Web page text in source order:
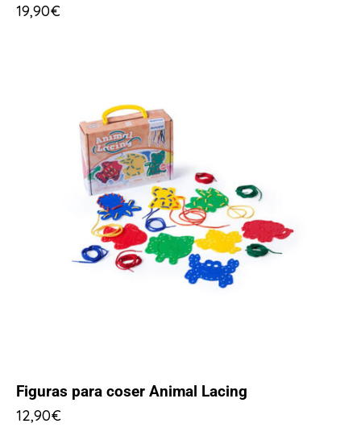
19,90€
Figuras para coser Animal Lacing
12,90€